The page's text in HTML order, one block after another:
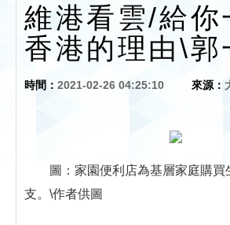
維港看雲/給你
香港的理由\郭
時間： 2021-02-26 04:25:10 來源：
圖：家園便利店為基層家庭購買
支。\作者供圖